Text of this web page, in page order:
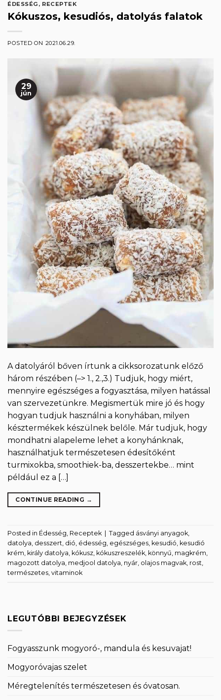
ÉDESSÉG , RECEPTEK
Kókuszos, kesudiós, datolyás falatok
POSTED ON 2021.06.29.
29
jún
A datolyáról bőven írtunk a cikksorozatunk előző
három részében (–> 1., 2.,3.) Tudjuk, hogy miért,
mennyire egészséges a fogyasztása, milyen hatással
van szervezetünkre. Megismertük mire jó és hogy
hogyan tudjuk használni a konyhában, milyen
késztermékek készülnek belőle. Már tudjuk, hogy
mondhatni alapeleme lehet a konyhánknak,
használhatjuk természetesen édesítőként
turmixokba, smoothiek-ba, desszertekbe… mint
például ez a […]
CONTINUE READING →
Posted in Édesség Receptek Tagged ásványi anyagok
datolya desszert dió édesség egészséges kesudió kesudió
krém király datolya kókusz kókuszreszelék könnyű magkrém
magozott datolya medjool datolya nyár olajos magvak rost
természetes vitaminok
LEGUTÓBBI BEJEGYZÉSEK
Fogyasszunk mogyoró-, mandula és kesuvajat!
Mogyoróvajas szelet
Méregtelenítés természetesen és óvatosan.